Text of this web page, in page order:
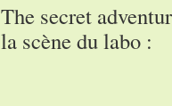
The secret
la scène du labo :